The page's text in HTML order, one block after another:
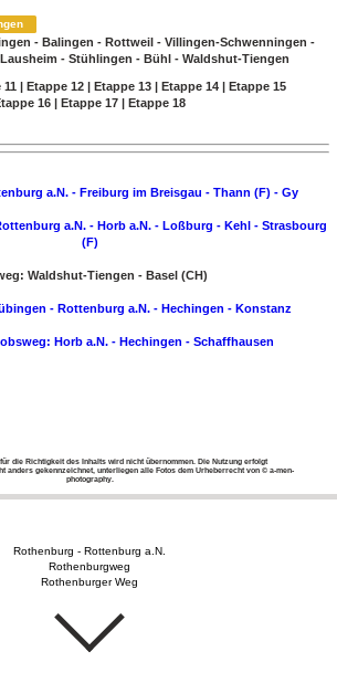
- Balingen - Rottweil - Villingen-Schwenningen -
- Stühlingen - Bühl - Waldshut-Tiengen
11 Etappe 12 Etappe 13 Etappe 14
Etappe 15
16
Etappe 17 Etappe 18
a.N. - Freiburg im Breisgau - Thann (F) - Gy
a.N. - Horb a.N. - Loßburg - Kehl - Strasbourg
(F)
Waldshut-Tiengen - Basel (CH)
- Rottenburg a.N. - Hechingen - Konstanz
Horb a.N. - Hechingen - Schaffhausen
die Richtigkeit des Inhalts wird nicht übernommen. Die Nutzung erfolgt
anders gekennzeichnet, unterliegen alle Fotos dem Urheberrecht von © a-men-
photography.
Rothenburg - Rottenburg a.N.
Rothenburgweg
Rothenburger Weg